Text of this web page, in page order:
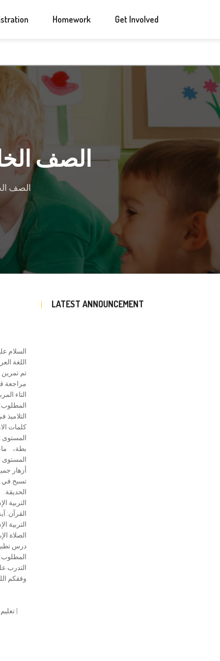
Homework Get Involved
الصف الخاص – 4-5-6-7-8
الصف الخاص – 4-5-6-
السلام
اللغة
تم تمرين
مراجعة
التاء
المطلوب:
التلاميذ
كلمات
المستوى
بطة،
المستوى
أزهار
تسبح في
الحديقة.
التربية
القرآن:
التربية
الصلاة
درس
المطلوب:
التدرب
وفقكم
LATEST ANNOUNCEMENT